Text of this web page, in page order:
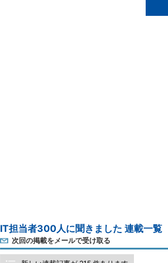
IT担当者300人に聞きました 連載一覧
次回の掲載をメールで受け取る